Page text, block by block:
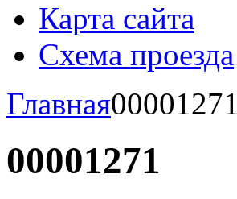
Карта сайта
Схема проезда
Главная00001271
00001271